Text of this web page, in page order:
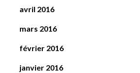
avril 2016
mars 2016
février 2016
janvier 2016